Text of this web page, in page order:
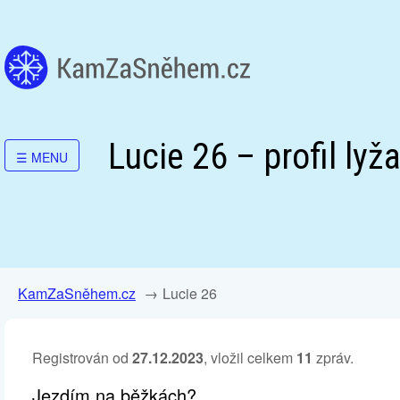
☰ MENU Lucie 26 – profil
KamZaSněhem.cz Lucie 26
Registrován od 27.12.2023, vložil celkem 11 zpráv.